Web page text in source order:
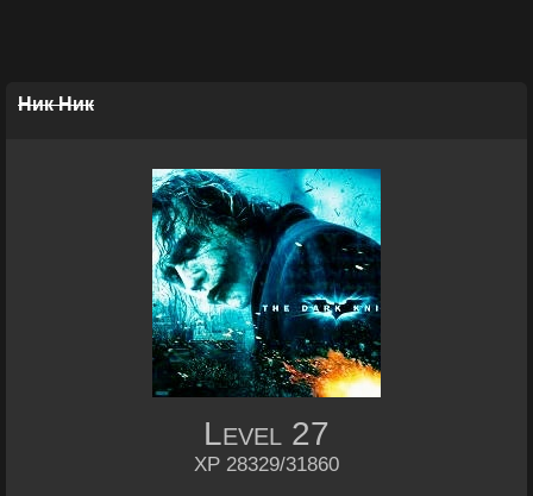
Ник Ник
Level 27
XP 28329/31860